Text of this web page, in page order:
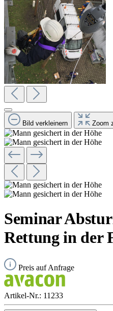
Bild verkleinern Zoom
Seminar
Rettung in der
Preis auf Anfrage
Artikel-Nr.: 11233